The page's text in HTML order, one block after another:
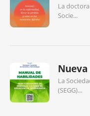
La
Socie...
Nueva
La
(SEGG)...